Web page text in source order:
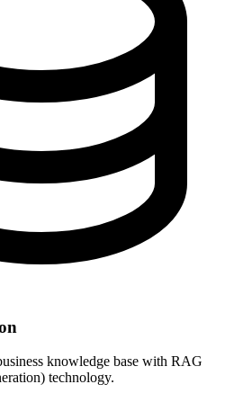
knowledge base with RAG
technology.